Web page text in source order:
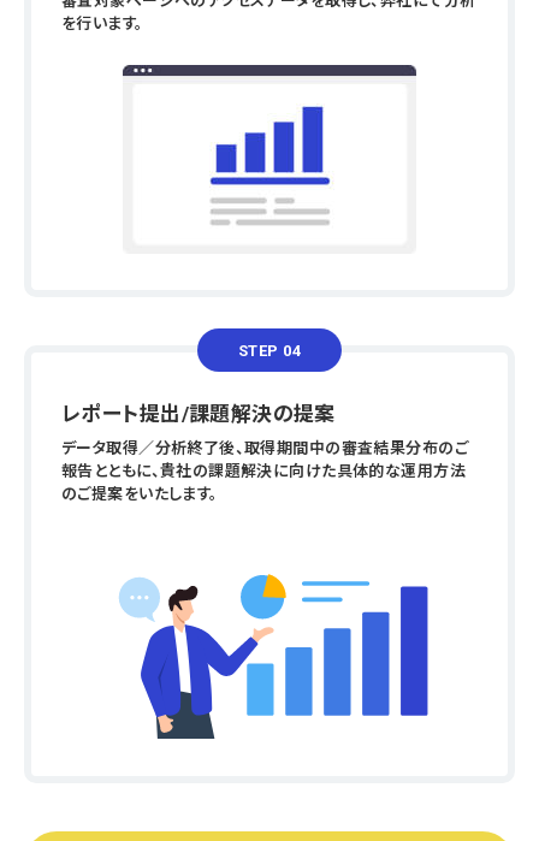
を行います。
STEP 04
レポート提出/課題解決の提案
データ取得／分析終了後、取得期間中の審査結果分布のご
報告とともに、貴社の課題解決に向けた具体的な運用方法
のご提案をいたします。